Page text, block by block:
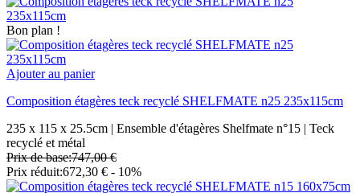
Bon plan !
Ajouter au panier
Composition étagères teck recyclé SHELFMATE n25 235x115cm
235 x 115 x 25.5cm | Ensemble d'étagères Shelfmate n°15 | Teck
recyclé et métal
Prix de base:747,00 €
Prix réduit:672,30 € - 10%